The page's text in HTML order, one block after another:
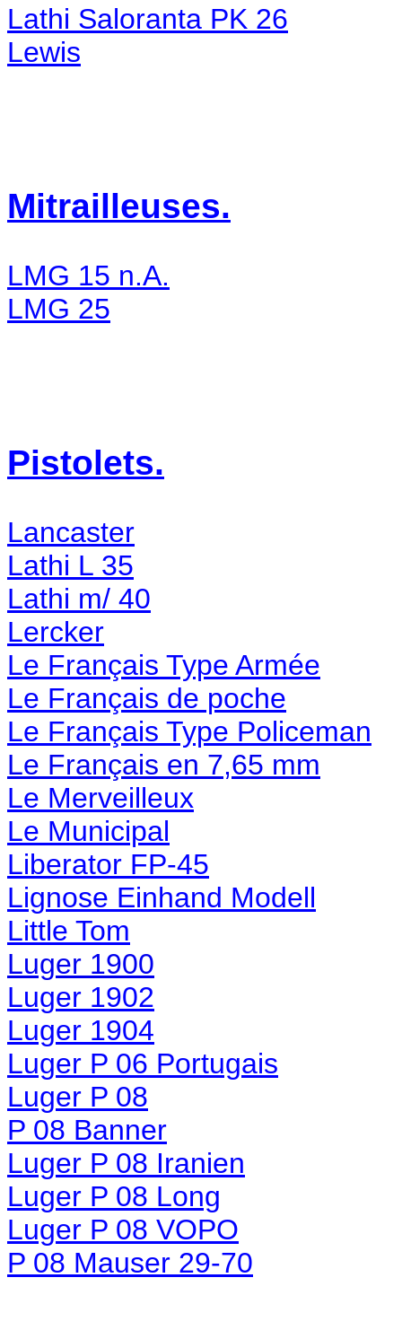
Lathi Saloranta PK 26
Lewis
Mitrailleuses.
LMG 15 n.A.
LMG 25
Pistolets.
Lancaster
Lathi L 35
Lathi m/ 40
Lercker
Le Français Type Armée
Le Français de poche
Le Français Type Policeman
Le Français en 7,65 mm
Le Merveilleux
Le Municipal
Liberator FP-45
Lignose Einhand Modell
Little Tom
Luger 1900
Luger 1902
Luger 1904
Luger P 06 Portugais
Luger P 08
P 08 Banner
Luger P 08 Iranien
Luger P 08 Long
Luger P 08 VOPO
P 08 Mauser 29-70